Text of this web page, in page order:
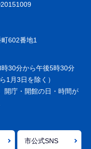
602番地1
30分から午後5時30分
1月3日を除く）
開庁・開館の日・時間が
市公式SNS